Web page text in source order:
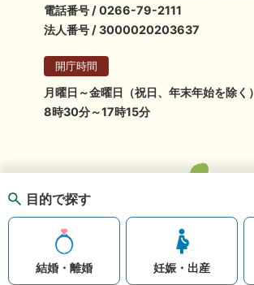
目的で探す
結婚・離婚 妊娠・出産
電話番号 / 0266-79-2111
法人番号 / 3000020203637
開庁時間
月曜日～金曜日（祝日、年末年始を除く）
8時30分～17時15分